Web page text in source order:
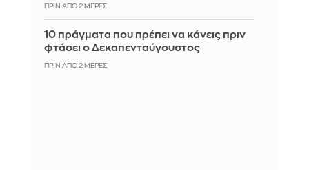
ΠΡΙΝ ΑΠΌ 2 ΜΈΡΕΣ
10 πράγματα που πρέπει να κάνεις πριν
φτάσει ο Δεκαπενταύγουστος
ΠΡΙΝ ΑΠΌ 2 ΜΈΡΕΣ